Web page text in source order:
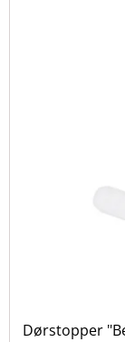
Dørstopper